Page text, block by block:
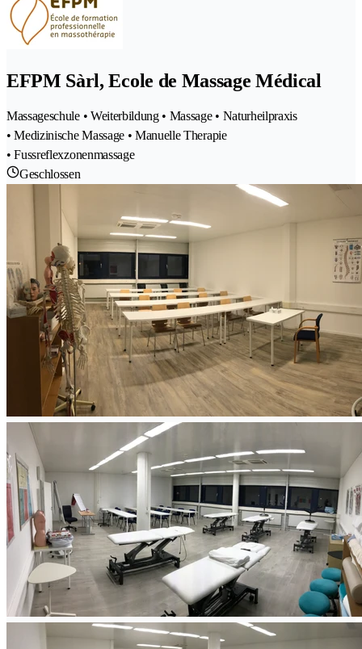
EFPM Sàrl, Ecole de Massage Médical
Massageschule • Weiterbildung • Massage • Naturheilpraxis
• Medizinische Massage • Manuelle Therapie
• Fussreflexzonenmassage
Geschlossen